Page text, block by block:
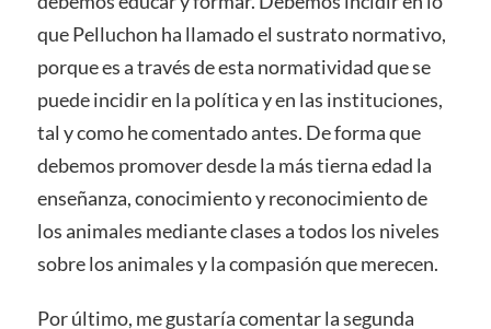
que Pelluchon ha llamado el sustrato normativo,
porque es a través de esta normatividad que se
puede incidir en la política y en las instituciones,
tal y como he comentado antes. De forma que
debemos promover desde la más tierna edad la
enseñanza, conocimiento y reconocimiento de
los animales mediante clases a todos los niveles
sobre los animales y la compasión que merecen.
Por último, me gustaría comentar la segunda